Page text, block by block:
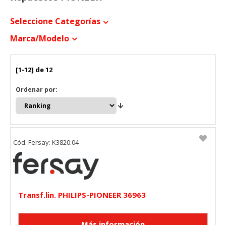
Seleccione Categorías
Marca/modelo
[1-12] de 12
Ordenar por:
Transf.lin. PHILIPS-PIONEER 36963
Cód. Fersay: K3820.04